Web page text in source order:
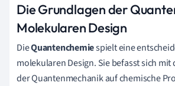
Die Grundlagen der
Molekularen Design
DieQuantenchemiespielt eine
molekularen Design. Sie befasst sich
der Quantenmechanik auf chemische